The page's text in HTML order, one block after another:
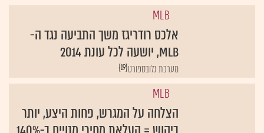
MLB
אלכס רודריגז משך התביעה נגד ה-
MLB, יושעה לכל עונת 2014
{19}מערכת גלובספורט
MLB
הצלחה על המגרש, פחות היצע, יותר
ביקוש = העלאת מחירי מנויים ב-140%